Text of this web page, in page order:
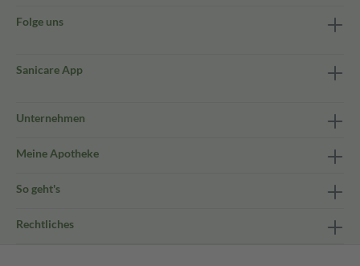
Folge uns
Sanicare App
Unternehmen
Meine Apotheke
So geht's
Rechtliches